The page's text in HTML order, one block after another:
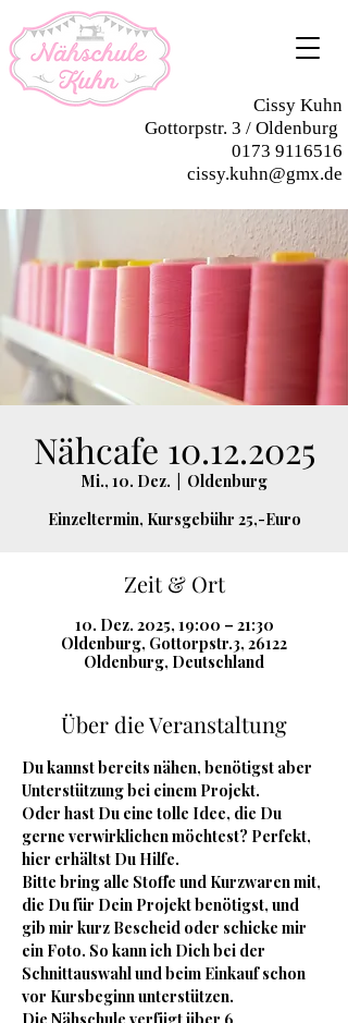
Cissy Kuhn
Gottorpstr. 3 / Oldenburg
0173 9116516
cissy.kuhn@gmx.de
Nähcafe 10.12.2025
Mi., 10. Dez.
Oldenburg
Einzeltermin, Kursgebühr 25,-Euro
Zeit & Ort
10. Dez. 2025, 19:00 – 21:30
Oldenburg, Gottorpstr.3, 26122
Oldenburg, Deutschland
Über die Veranstaltung
Du kannst bereits nähen, benötigst aber
Unterstützung bei einem Projekt.
Oder hast Du eine tolle Idee, die Du
gerne verwirklichen möchtest? Perfekt,
hier erhältst Du Hilfe.
Bitte bring alle Stoffe und Kurzwaren mit,
die Du für Dein Projekt benötigst, und
gib mir kurz Bescheid oder schicke mir
ein Foto. So kann ich Dich bei der
Schnittauswahl und beim Einkauf schon
vor Kursbeginn unterstützen.